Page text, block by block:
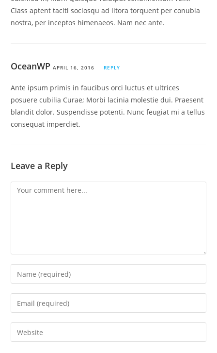
Class aptent taciti sociosqu ad litora torquent per conubia
nostra, per inceptos himenaeos. Nam nec ante.
OceanWP APRIL 16, 2016 REPLY
Ante ipsum primis in faucibus orci luctus et ultrices
posuere cubilia Curae; Morbi lacinia molestie dui. Praesent
blandit dolor. Suspendisse potenti. Nunc feugiat mi a tellus
consequat imperdiet.
Leave a Reply
Comment
Enter
your
name
comment
Enter
your
email
address
Enter
your